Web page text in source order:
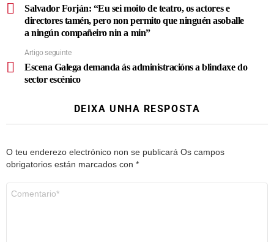
Salvador Forján: “Eu sei moito de teatro, os actores e
directores tamén, pero non permito que ninguén asoballe
a ningún compañeiro nin a min”
Artigo seguinte
Escena Galega demanda ás administracións a blindaxe do
sector escénico
DEIXA UNHA RESPOSTA
O teu enderezo electrónico non se publicará Os campos
obrigatorios están marcados con *